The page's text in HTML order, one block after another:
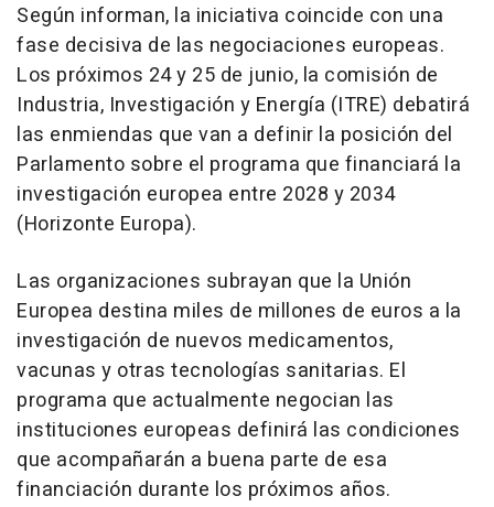
Según informan, la iniciativa coincide con una
fase decisiva de las negociaciones europeas.
Los próximos 24 y 25 de junio, la comisión de
Industria, Investigación y Energía (ITRE) debatirá
las enmiendas que van a definir la posición del
Parlamento sobre el programa que financiará la
investigación europea entre 2028 y 2034
(Horizonte Europa).
Las organizaciones subrayan que la Unión
Europea destina miles de millones de euros a la
investigación de nuevos medicamentos,
vacunas y otras tecnologías sanitarias. El
programa que actualmente negocian las
instituciones europeas definirá las condiciones
que acompañarán a buena parte de esa
financiación durante los próximos años.